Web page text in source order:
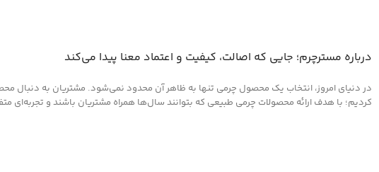
درباره مسترچرم؛ جایی که اصالت، کیفیت و اعتماد معنا پیدا می‌کند
در دنیای امروز، انتخاب یک محصول چرمی تنها به ظاهر آن محدود نمی‌شود. مشتریان به دنبال
کردیم؛ با هدف ارائه محصولات چرمی طبیعی که بتوانند سال‌ها همراه مشتریان باشند و تجربه‌ای